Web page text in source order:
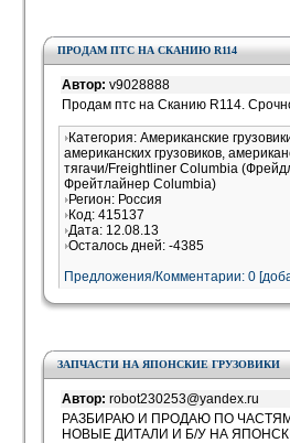
ПРОДАМ ПТС НА СКАНИЮ R114
Автор: v9028888
Продам птс на Сканию R114.
Категория: Американские
американских грузовиков,
тягачи/Freightliner Columbia
Фрейтлайнер Columbia)
Регион: Россия
Код: 415137
Дата: 12.08.13
Осталось дней: -4385
Предложения/Комментарии: 0
ЗАПЧАСТИ НА ЯПОНСКИЕ ГРУЗОВИКИ
Автор: robot230253@yandex.ru
РАЗБИРАЮ И ПРОДАЮ ПО ЧАСТЯМ
НОВЫЕ ДИТАЛИ И Б/У НА